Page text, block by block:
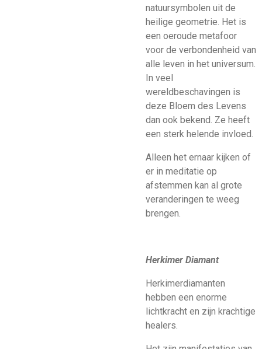
natuursymbolen uit de
heilige geometrie. Het is
een oeroude metafoor
voor de verbondenheid van
alle leven in het universum.
In veel
wereldbeschavingen is
deze Bloem des Levens
dan ook bekend. Ze heeft
een sterk helende invloed.
Alleen het ernaar kijken of
er in meditatie op
afstemmen kan al grote
veranderingen te weeg
brengen.
Herkimer Diamant
Herkimerdiamanten
hebben een enorme
lichtkracht en zijn krachtige
healers.